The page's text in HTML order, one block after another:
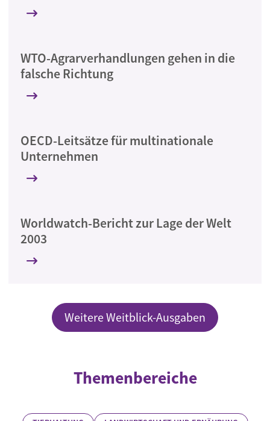
WTO-Agrarverhandlungen gehen in die
falsche Richtung
OECD-Leitsätze für multinationale
Unternehmen
Worldwatch-Bericht zur Lage der Welt
2003
Weitere Weitblick-Ausgaben
Themenbereiche